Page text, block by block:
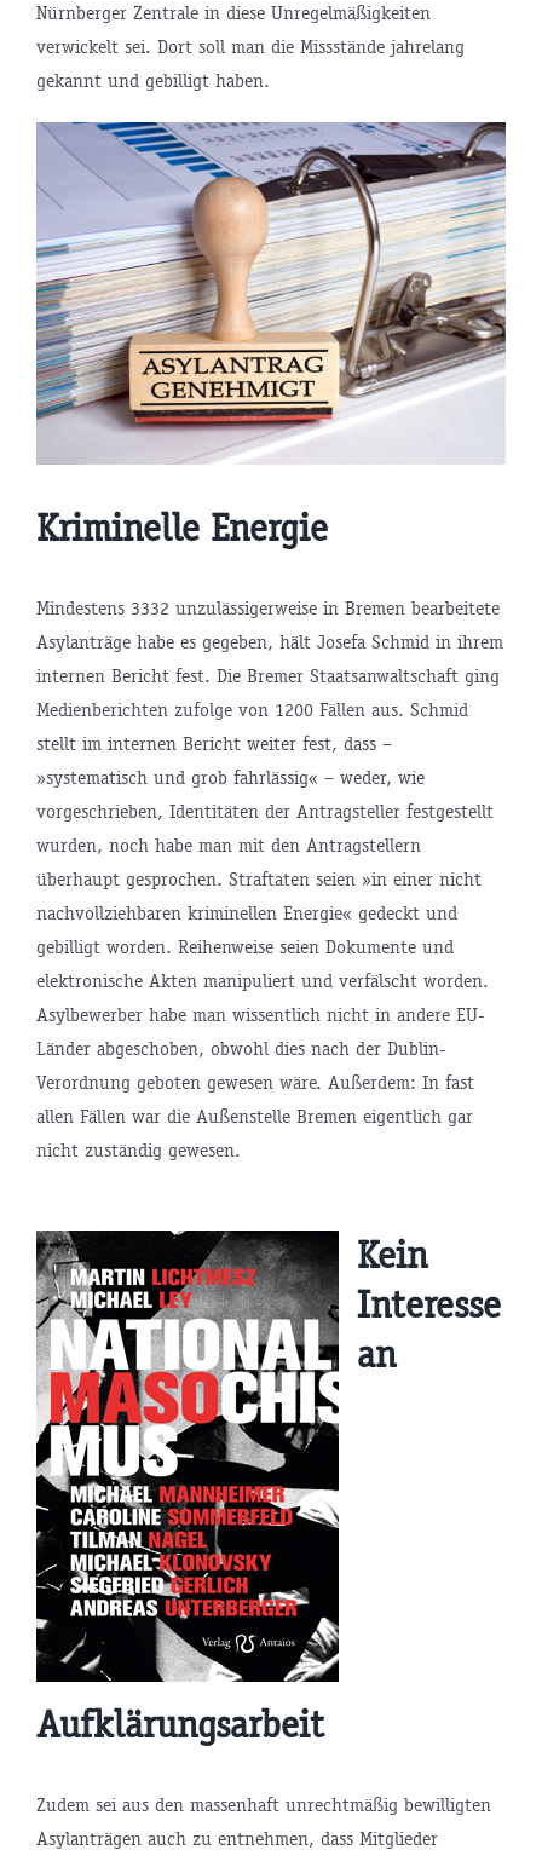
Nürnberger Zentrale in diese Unregelmäßigkeiten
verwickelt sei. Dort soll man die Missstände jahrelang
gekannt und gebilligt haben.
Kriminelle Energie
Mindestens 3332 unzulässigerweise in Bremen bearbeitete
Asylanträge habe es gegeben, hält Josefa Schmid in ihrem
internen Bericht fest. Die Bremer Staatsanwaltschaft ging
Medienberichten zufolge von 1200 Fällen aus. Schmid
stellt im internen Bericht weiter fest, dass –
»systematisch und grob fahrlässig« – weder, wie
vorgeschrieben, Identitäten der Antragsteller festgestellt
wurden, noch habe man mit den Antragstellern
überhaupt gesprochen. Straftaten seien »in einer nicht
nachvollziehbaren kriminellen Energie« gedeckt und
gebilligt worden. Reihenweise seien Dokumente und
elektronische Akten manipuliert und verfälscht worden.
Asylbewerber habe man wissentlich nicht in andere EU-
Länder abgeschoben, obwohl dies nach der Dublin-
Verordnung geboten gewesen wäre. Außerdem: In fast
allen Fällen war die Außenstelle Bremen eigentlich gar
nicht zuständig gewesen.
Kein
Interesse
an
Aufklärungsarbeit
Zudem sei aus den massenhaft unrechtmäßig bewilligten
Asylanträgen auch zu entnehmen, dass Mitglieder